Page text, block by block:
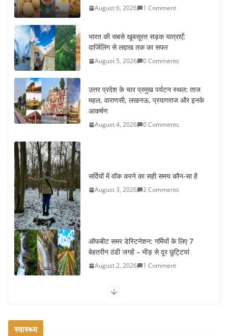
August 6, 2026 1 Comment
भारत की सबसे खूबसूरत सड़क यात्राएँ:
दार्जिलिंग से लद्दाख तक का सफर
August 5, 2026 0 Comments
उत्तर प्रदेश के चार प्रमुख पर्यटन स्थल: ताज
महल, वाराणसी, लखनऊ, प्रयागराज और इनके
आकर्षण
August 4, 2026 0 Comments
सर्दियों में वॉक करने का सही समय कौन-सा है
August 3, 2026 2 Comments
ऑफबीट समर डेस्टिनेशन: गर्मियों के लिए 7
बेहतरीन ठंडी जगहें – भीड़ से दूर छुट्टियां
August 2, 2026 1 Comment
कश्मीर यात्रा गाइड: प्राकृतिक सुंदरता और
स्वास्थ्य